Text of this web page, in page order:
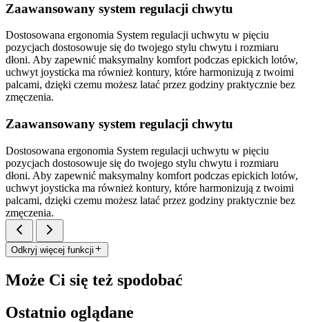
Zaawansowany system regulacji chwytu
Dostosowana ergonomia System regulacji uchwytu w pięciu
pozycjach dostosowuje się do twojego stylu chwytu i rozmiaru
dłoni. Aby zapewnić maksymalny komfort podczas epickich lotów,
uchwyt joysticka ma również kontury, które harmonizują z twoimi
palcami, dzięki czemu możesz latać przez godziny praktycznie bez
zmęczenia.
Zaawansowany system regulacji chwytu
Dostosowana ergonomia System regulacji uchwytu w pięciu
pozycjach dostosowuje się do twojego stylu chwytu i rozmiaru
dłoni. Aby zapewnić maksymalny komfort podczas epickich lotów,
uchwyt joysticka ma również kontury, które harmonizują z twoimi
palcami, dzięki czemu możesz latać przez godziny praktycznie bez
zmęczenia.
Odkryj więcej funkcji
Może Ci się też spodobać
Ostatnio oglądane